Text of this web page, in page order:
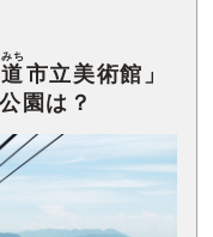
ち
市立美術館」
園は？